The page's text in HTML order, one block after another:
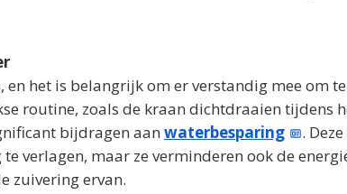
en het is belangrijk om er verstandig mee om
routine, zoals de kraan dichtdraaien tijdens
bijdragen aan waterbesparing
.
verlagen, maar ze verminderen ook de
zuivering ervan.